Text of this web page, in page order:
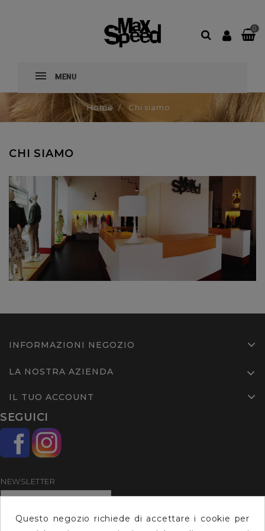
0
MENU
Home Chi siamo
CHI SIAMO
INFORMAZIONI NEGOZIO
LA NOSTRA AZIENDA
IL TUO ACCOUNT
SEGUICI
NEWSLETTER
Questo negozio richiede di accettare i cookie per